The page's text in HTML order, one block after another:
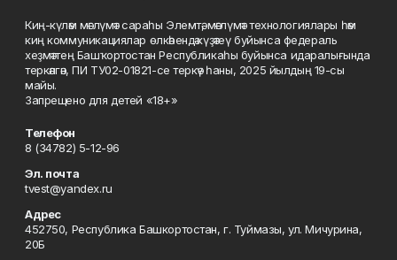
Киң-күләм мәғлүмәт сараһы Элемтә, мәғлүмәт технологиялары һәм
киң коммуникациялар өлкәһендә күҙәтеү буйынса федераль
хеҙмәттең Башҡортостан Республикаһы буйынса идаралығында
теркәлгән, ПИ ТУ02-01821-се теркәү һаны, 2025 йылдың 19-сы
майы.
Запрещено для детей «18+»
Телефон
8 (34782) 5-12-96
Эл. почта
tvest@yandex.ru
Адрес
452750, Республика Башкортостан, г. Туймазы, ул. Мичурина,
20Б